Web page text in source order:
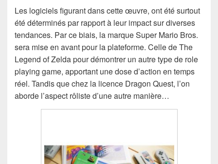
Les logiciels figurant dans cette œuvre, ont été surtout
été déterminés par rapport à leur impact sur diverses
tendances. Par ce biais, la marque Super Mario Bros.
sera mise en avant pour la plateforme. Celle de The
Legend of Zelda pour démontrer un autre type de role
playing game, apportant une dose d’action en temps
réel. Tandis que chez la licence Dragon Quest, l’on
aborde l’aspect rôliste d’une autre manière…